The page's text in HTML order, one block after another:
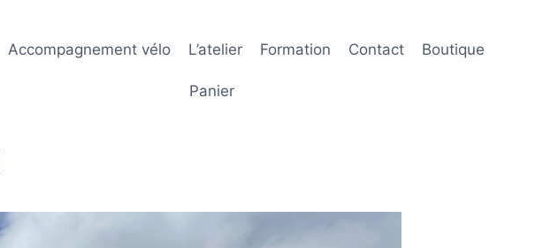
Accompagnement vélo L’atelier Formation Contact Boutique
Panier